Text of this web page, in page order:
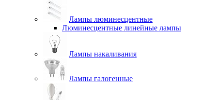
Лампы люминесцентные
Люминесцентные линейные лампы
Лампы накаливания
Лампы галогенные